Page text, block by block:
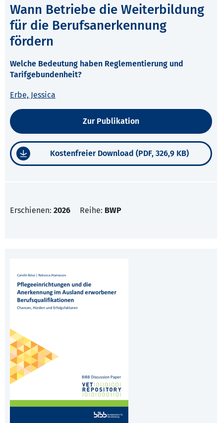
Wann Betriebe die Weiterbildung
für die Berufsanerkennung
fördern
Welche Bedeutung haben Reglementierung und
Tarifgebundenheit?
Erbe, Jessica
Zur Publikation
Kostenfreier Download (PDF, 326,9 KB)
Erschienen: 2026 Reihe: BWP